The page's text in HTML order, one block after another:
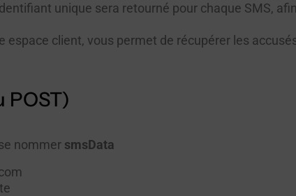
unique sera retourné pour chaque SMS,
espace client, vous permet de récupérer les
POST)
nommer smsData